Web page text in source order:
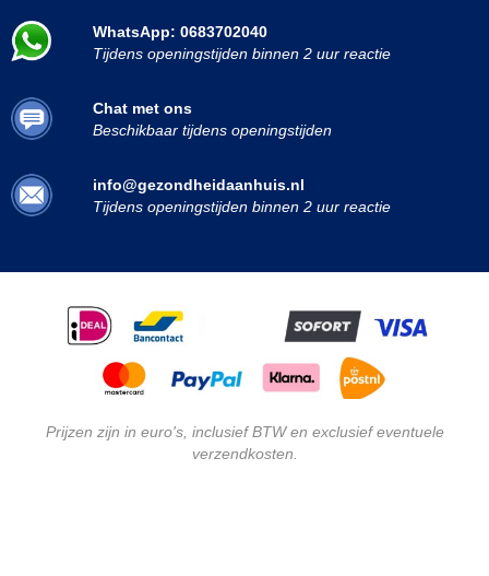
WhatsApp: 0683702040
Tijdens openingstijden binnen 2 uur reactie
Chat met ons
Beschikbaar tijdens openingstijden
info@gezondheidaanhuis.nl
Tijdens openingstijden binnen 2 uur reactie
Prijzen zijn in euro's, inclusief BTW en exclusief eventuele
verzendkosten.